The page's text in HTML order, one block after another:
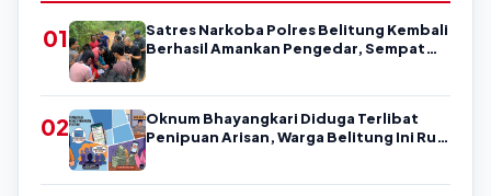
01
Satres Narkoba Polres Belitung Kembali
Berhasil Amankan Pengedar, Sempat
02
Oknum Bhayangkari Diduga Terlibat
Penipuan Arisan, Warga Belitung Ini Rugi